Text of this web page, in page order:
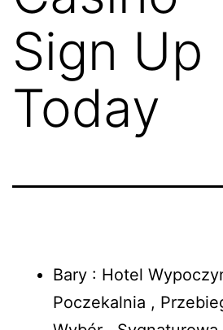
Sign Up
Today
Bary : Hotel
Poczekalnia ,